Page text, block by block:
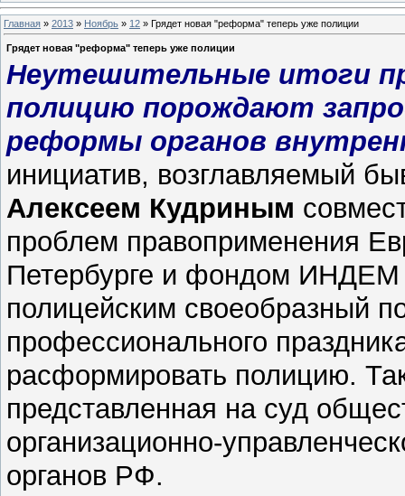
Главная » 2013 » Ноябрь » 12 » Грядет новая "реформа" теперь уже полиции
Грядет новая "реформа" теперь уже полиции
Неутешительные итоги
полицию порождают
реформы органов
инициатив, возглавляемый
Алексеем Кудриным
проблем правоприменения
Петербурге и фондом ИНДЕМ
полицейским своеобразный
профессионального
расформировать полицию.
представленная на суд
организационно-
органов РФ.